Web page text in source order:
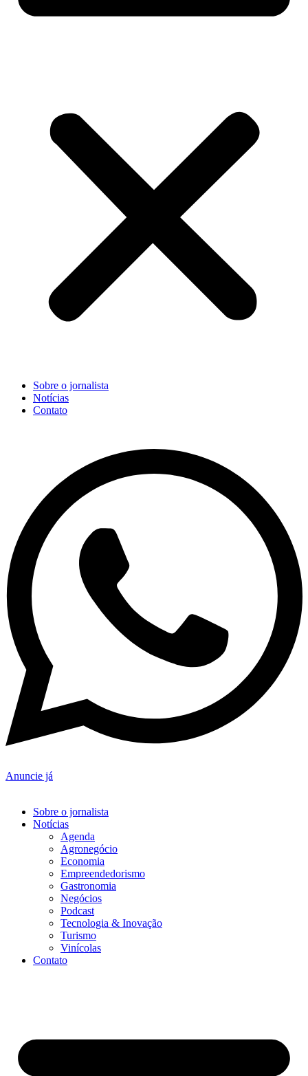
Sobre o jornalista
Notícias
Contato
Anuncie já
Sobre o jornalista
Notícias
Agenda
Agronegócio
Economia
Empreendedorismo
Gastronomia
Negócios
Podcast
Tecnologia & Inovação
Turismo
Vinícolas
Contato